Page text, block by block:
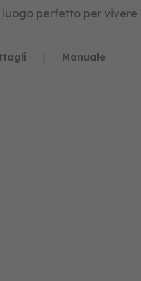
luogo perfetto per
| Manuale